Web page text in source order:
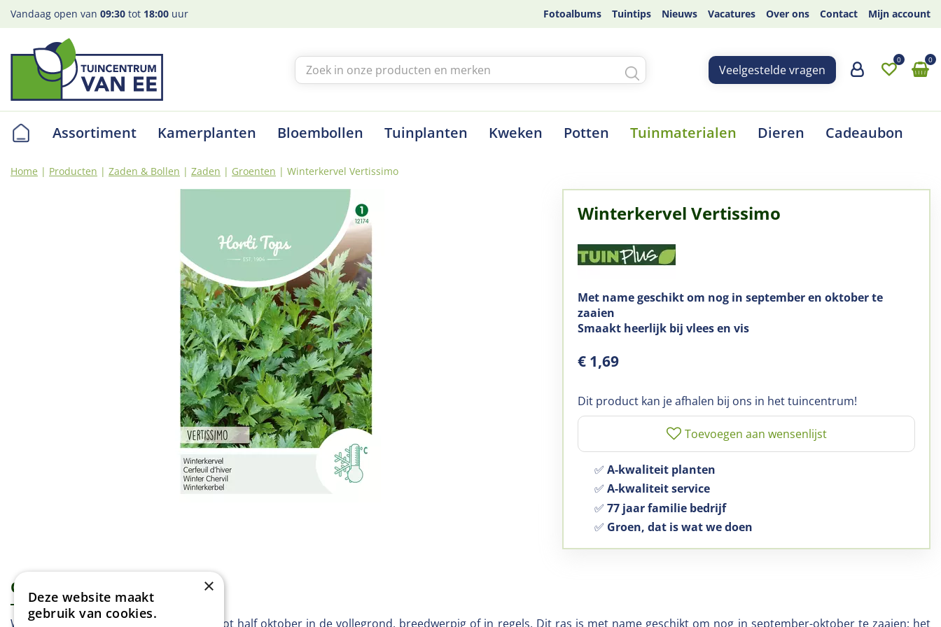
Ga
naar
Home Producten Zaden & Bollen Zaden Groenten Winterkervel Vertissimo
Vandaag open van 09:30 tot 18:00 uur Fotoalbums Tuintips Nieuws Vacatures Over ons Contact Mijn account
Veelgestelde vragen
Assortiment Kamerplanten Bloembollen Tuinplanten Kweken Potten Tuinmaterialen Dieren Cadeaubon
Winterkervel Vertissimo
Met name geschikt om nog in september en oktober te
zaaien
Smaakt heerlijk bij vlees en vis
€ 1,69
Dit product kan je afhalen bij ons in het tuincentrum!
✅ A-kwaliteit planten
✅ A-kwaliteit service
✅ 77 jaar familie bedrijf
✅ Groen, dat is wat we doen
Omschrijving Specificaties
Winterkervel - Vertissimo Vanaf maart tot half oktober in de vollegrond, breedwerpig of in regels. Dit ras is met name geschikt om nog in september-oktober te zaaien; het
×
Deze website maakt
gebruik van cookies.